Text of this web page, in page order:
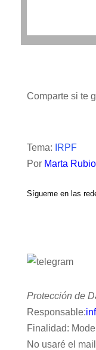
Comparte si te
Tema:
IRPF
Por Marta Rubio
Sígueme en las
Protección de
Responsable:
Finalidad:
No usaré el